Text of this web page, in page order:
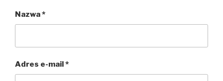
Nazwa*
Adres e-mail*